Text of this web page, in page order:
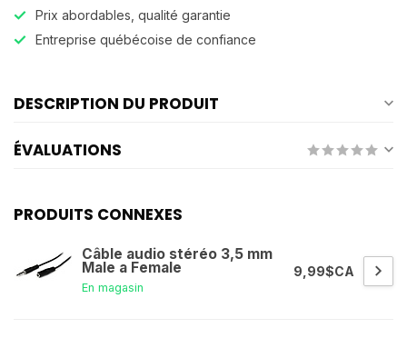
Prix abordables, qualité garantie
Entreprise québécoise de confiance
DESCRIPTION DU PRODUIT
ÉVALUATIONS
PRODUITS CONNEXES
Câble audio stéréo 3,5 mm
Male a Female
En magasin
9,99$CA